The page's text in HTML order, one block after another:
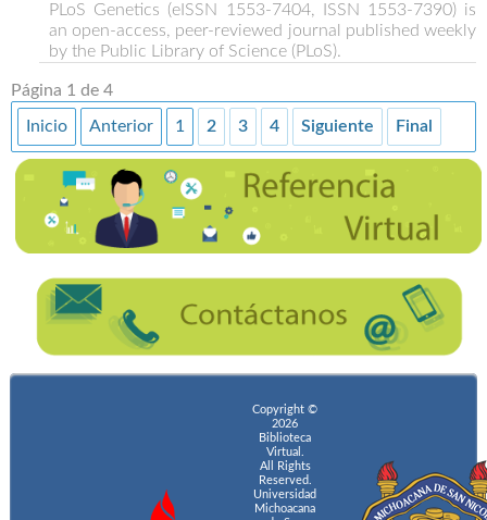
PLoS Genetics (eISSN 1553-7404, ISSN 1553-7390) is
an open-access, peer-reviewed journal published weekly
by the Public Library of Science (PLoS).
Página 1 de 4
Inicio Anterior 1 2 3 4 Siguiente Final
Copyright ©
2026
Biblioteca
Virtual.
All Rights
Reserved.
Universidad
Michoacana